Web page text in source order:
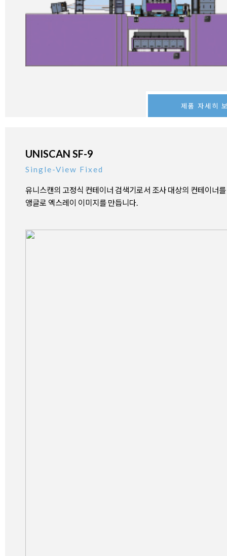
제품 자세히
UNISCAN SF-9
Single-View Fixed
유니스캔의 고정식 컨테이너 검색기로서 조사 대상의 컨테이너
앵글로 엑스레이 이미지를 만듭니다.